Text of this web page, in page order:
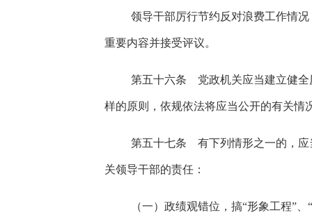
领导干部厉行节约反对浪费工作情
重要内容并接受评议。
第五十六条 党政机关应当建立健全
样的原则，依规依法将应当公开的有关情
第五十七条 有下列情形之一的，应
关领导干部的责任：
（一）政绩观错位，搞“形象工程”